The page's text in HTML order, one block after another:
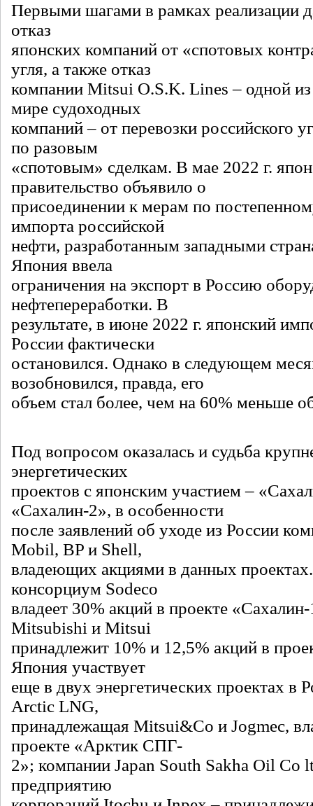
Первыми шагами в рамках реализации
отказ
японских компаний от «спотовых
угля, а также отказ
компании Mitsui O.S.K. Lines – одной
мире судоходных
компаний – от перевозки российского
по разовым
«спотовым» сделкам. В мае 2022 г.
правительство объявило о
присоединении к мерам по
импорта российской
нефти, разработанным западными
Япония ввела
ограничения на экспорт в Россию
нефтепереработки. В
результате, в июне 2022 г. японский
России фактически
остановился. Однако в следующем
возобновился, правда, его
объем стал более, чем на 60% меньше
Под вопросом оказалась и судьба
энергетических
проектов с японским участием –
«Сахалин-2», в особенности
после заявлений об уходе из России
Mobil, BP и Shell,
владеющих акциями в данных
консорциум Sodeco
владеет 30% акций в проекте
Mitsubishi и Mitsui
принадлежит 10% и 12,5% акций в
Япония участвует
еще в двух энергетических проектах в
Arctic LNG,
принадлежащая Mitsui&Co и Jogmec,
проекте «Арктик СПГ-
2»; компании Japan South Sakha Oil Co
предприятию